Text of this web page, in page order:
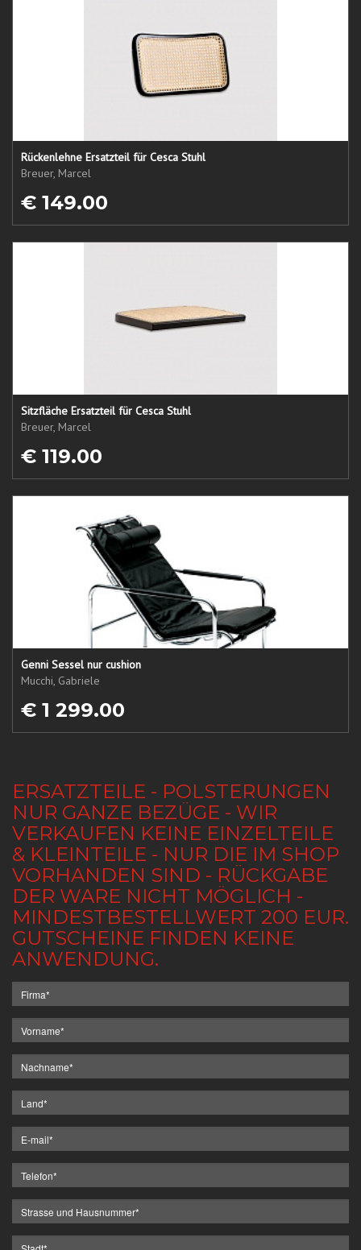
Rückenlehne Ersatzteil für Cesca Stuhl
Breuer, Marcel
€ 149.00
Sitzfläche Ersatzteil für Cesca Stuhl
Breuer, Marcel
€ 119.00
Genni Sessel nur cushion
Mucchi, Gabriele
€ 1 299.00
ERSATZTEILE - POLSTERUNGEN
NUR GANZE BEZÜGE - WIR
VERKAUFEN KEINE EINZELTEILE
& KLEINTEILE - NUR DIE IM SHOP
VORHANDEN SIND - RÜCKGABE
DER WARE NICHT MÖGLICH -
MINDESTBESTELLWERT 200 EUR.
GUTSCHEINE FINDEN KEINE
ANWENDUNG.